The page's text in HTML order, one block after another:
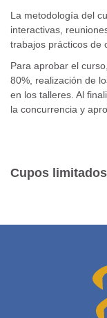
La metodología del
interactivas,
trabajos prácticos de
Para aprobar el
80%, realización de
en los talleres. Al
la concurrencia y
Cupos